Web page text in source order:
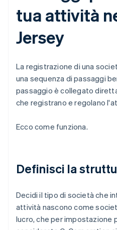
tua attività
Jersey
La registrazione di una
una sequenza di passaggi
passaggio è collegato
che registrano e regolano
Ecco come funziona.
Definisci la
Decidi il tipo di società che
attività nascono come
lucro, che per impostazione